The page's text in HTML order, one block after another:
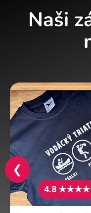
Naši
4.8
❮